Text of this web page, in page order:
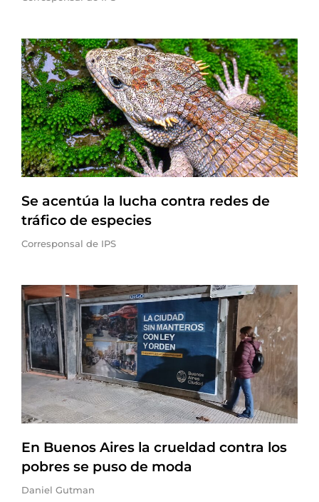
Se acentúa la lucha contra redes de
tráfico de especies
Corresponsal de IPS
En Buenos Aires la crueldad contra los
pobres se puso de moda
Daniel Gutman